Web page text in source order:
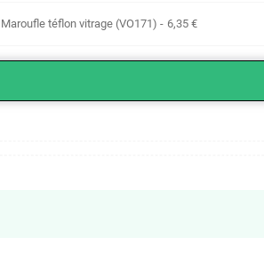
Maroufle téflon vitrage (VO171) - 6,35 €